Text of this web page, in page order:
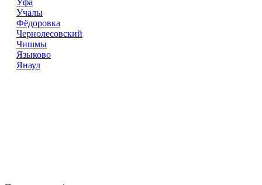
Уфа
Учалы
Фёдоровка
Чернолесовский
Чишмы
Языково
Янаул